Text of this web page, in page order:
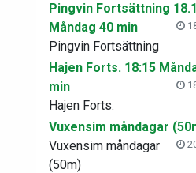
Pingvin Fortsättning
Måndag 40 min
Pingvin Fortsättning
Hajen Forts. 18:15
min
Hajen Forts.
Vuxensim måndagar
Vuxensim måndagar
(50m)